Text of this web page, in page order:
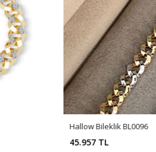
Hallow Bileklik BL0096
45.957 TL